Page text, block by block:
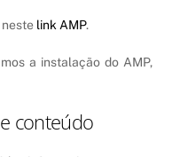
link AMP.
a instalação do AMP,
conteúdo